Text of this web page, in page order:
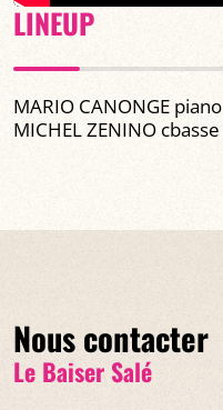
LINEUP
MARIO CANONGE piano
MICHEL ZENINO cbasse
Nous contacter
Le Baiser Salé